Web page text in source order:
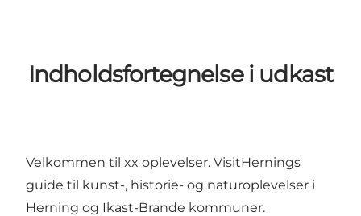
Indholdsfortegnelse i udkast
Velkommen til xx oplevelser. VisitHernings
guide til kunst-, historie- og naturoplevelser i
Herning og Ikast-Brande kommuner.